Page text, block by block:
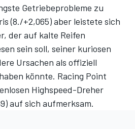
Getriebeprobleme zu
(8./+2,065) aber leistete sich
der auf kalte Reifen
sein soll, seiner kuriosen
Ursachen als offiziell
könnte. Racing Point
Highspeed-Dreher
auf sich aufmerksam.